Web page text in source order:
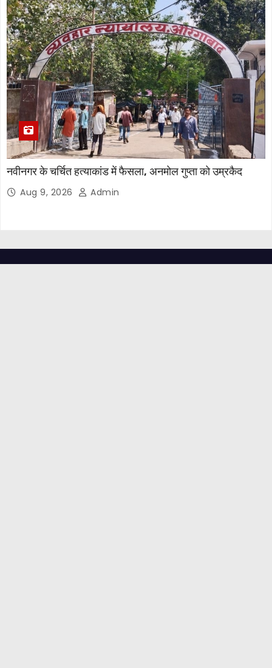
नवीनगर के चर्चित हत्याकांड में फैसला, अनमोल गुप्ता को उम्रकैद
Aug 9, 2026 Admin